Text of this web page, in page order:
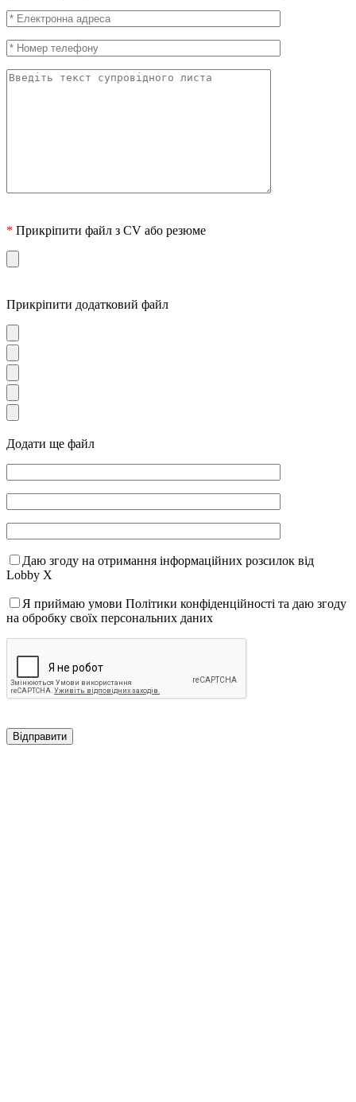
* Прикріпити файл з CV або резюме
Прикріпити додатковий файл
Додати ще файл
Даю згоду на отримання інформаційних розсилок від
Lobby X
Я приймаю умови Політики конфіденційності та даю згоду
на обробку своїх персональних даних